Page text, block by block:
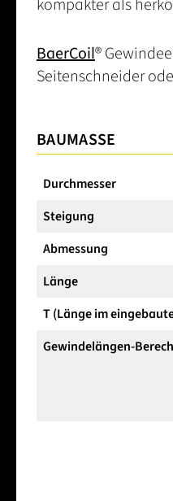
kompakter als
BaerCoil®
Seitenschneider
BAUMASSE
Durchmesser
Steigung
Abmessung
Länge
T (Länge im
Gewindelängen-